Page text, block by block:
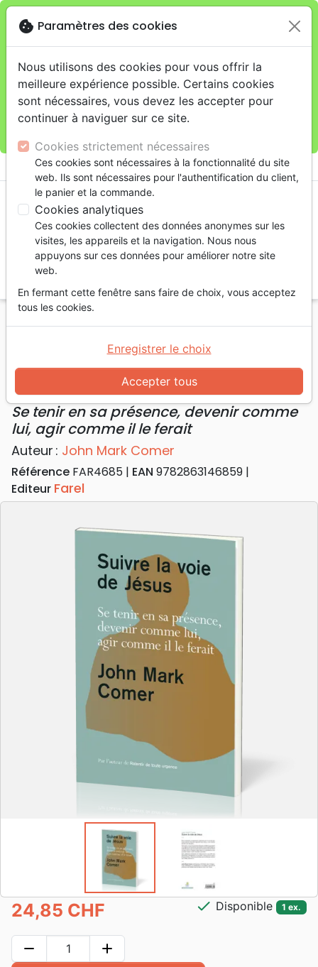
Je veux retirer ma commande au 11 rue de Rive,
Genèveclose
warningCette boutique en ligne est limitée au retrait en
magasin.
Pour les livraisons à domicile, veuillez passer vos
commandes sur la boutique La Maison de la Bible
shopping_cart
Accueil Livres Edification
Croissance spirituelle
Suivre la voie de Jésus - Se tenir en sa présence,
devenir comme lui, agir comme il le ferait
Suivre la voie de Jésus
Se tenir en sa présence, devenir comme
lui, agir comme il le ferait
Auteur : John Mark Comer
Référence FAR4685 EAN 9782863146859
Editeur Farel
24,85 CHF check Disponible 1 ex.
remove add
cookie Paramètres des cookies
Nous utilisons des cookies pour vous offrir la
meilleure expérience possible. Certains cookies
sont nécessaires, vous devez les accepter pour
continuer à naviguer sur ce site.
Cookies strictement nécessaires
Ces cookies sont nécessaires à la fonctionnalité du site
web. Ils sont nécessaires pour l'authentification du client,
le panier et la commande.
Cookies analytiques
Ces cookies collectent des données anonymes sur les
visites, les appareils et la navigation. Nous nous
appuyons sur ces données pour améliorer notre site
web.
En fermant cette fenêtre sans faire de choix, vous acceptez
tous les cookies.
Accepter tous
Enregistrer le choix